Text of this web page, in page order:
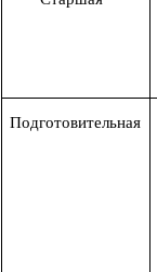
Подготовительная